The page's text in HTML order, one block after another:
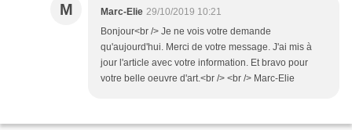
M Marc-Elie 29/10/2019 10:21
Bonjour<br /> Je ne vois votre demande
qu'aujourd'hui. Merci de votre message. J'ai mis à
jour l'article avec votre information. Et bravo pour
votre belle oeuvre d'art.<br /> <br /> Marc-Elie